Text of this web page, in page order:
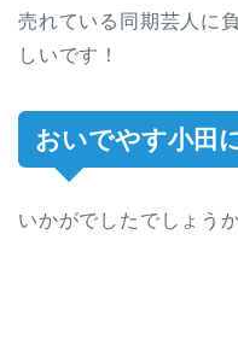
売れている同期芸人に
しいです！
おいでやす小田
いかがでしたでしょうか